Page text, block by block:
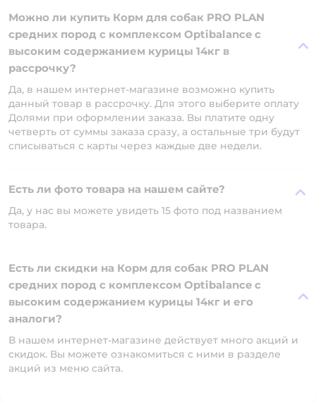
Можно ли купить Корм для собак PRO PLAN
средних пород с комплексом Optibalance с
высоким содержанием курицы 14кг в
рассрочку?
Да, в нашем интернет-магазине возможно купить
данный товар в рассрочку. Для этого выберите оплату
Долями при оформлении заказа. Вы платите одну
четверть от суммы заказа сразу, а остальные три будут
списываться с карты через каждые две недели.
Есть ли фото товара на нашем сайте?
Да, у нас вы можете увидеть 15 фото под названием
товара.
Есть ли скидки на Корм для собак PRO PLAN
средних пород с комплексом Optibalance с
высоким содержанием курицы 14кг и его
аналоги?
В нашем интернет-магазине действует много акций и
скидок. Вы можете ознакомиться с ними в разделе
акций из меню сайта.